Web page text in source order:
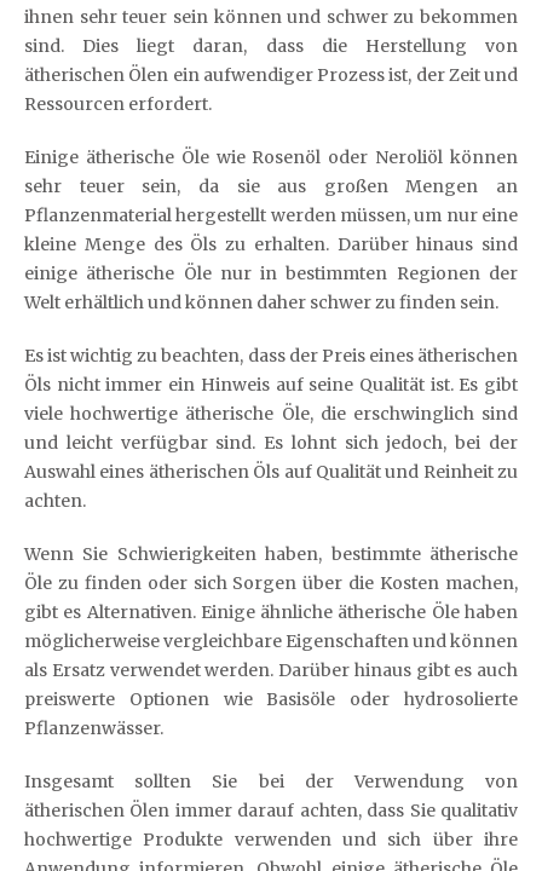
ihnen sehr teuer sein können und schwer zu bekommen
sind. Dies liegt daran, dass die Herstellung von
ätherischen Ölen ein aufwendiger Prozess ist, der Zeit und
Ressourcen erfordert.
Einige ätherische Öle wie Rosenöl oder Neroliöl können
sehr teuer sein, da sie aus großen Mengen an
Pflanzenmaterial hergestellt werden müssen, um nur eine
kleine Menge des Öls zu erhalten. Darüber hinaus sind
einige ätherische Öle nur in bestimmten Regionen der
Welt erhältlich und können daher schwer zu finden sein.
Es ist wichtig zu beachten, dass der Preis eines ätherischen
Öls nicht immer ein Hinweis auf seine Qualität ist. Es gibt
viele hochwertige ätherische Öle, die erschwinglich sind
und leicht verfügbar sind. Es lohnt sich jedoch, bei der
Auswahl eines ätherischen Öls auf Qualität und Reinheit zu
achten.
Wenn Sie Schwierigkeiten haben, bestimmte ätherische
Öle zu finden oder sich Sorgen über die Kosten machen,
gibt es Alternativen. Einige ähnliche ätherische Öle haben
möglicherweise vergleichbare Eigenschaften und können
als Ersatz verwendet werden. Darüber hinaus gibt es auch
preiswerte Optionen wie Basisöle oder hydrosolierte
Pflanzenwässer.
Insgesamt sollten Sie bei der Verwendung von
ätherischen Ölen immer darauf achten, dass Sie qualitativ
hochwertige Produkte verwenden und sich über ihre